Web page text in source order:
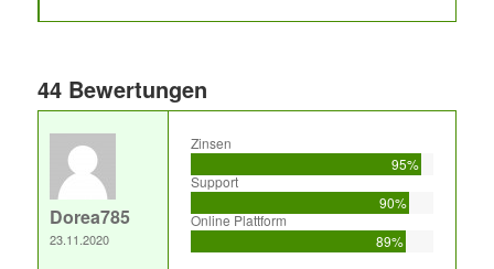
44 Bewertungen
Dorea785
23.11.2020
Zinsen
95%
Support
90%
Online Plattform
89%